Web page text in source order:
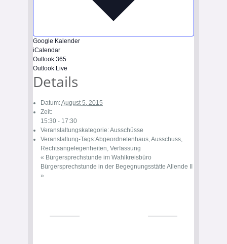
Google Kalender
iCalendar
Outlook 365
Outlook Live
Details
Datum:August 5, 2015
Zeit:
15:30 - 17:30
Veranstaltungskategorie:Ausschüsse
Veranstaltung-Tags:Abgeordnetenhaus,Ausschuss,
Rechtsangelegenheiten, Verfassung
« Bürgersprechstunde im Wahlkreisbüro
Bürgersprechstunde in der Begegnungsstätte Allende II
»